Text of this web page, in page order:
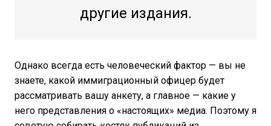
другие издания.
Однако всегда есть человеческий фактор — вы не
знаете, какой иммиграционный офицер будет
рассматривать вашу анкету, а главное — какие у
него представления о «настоящих» медиа. Поэтому я